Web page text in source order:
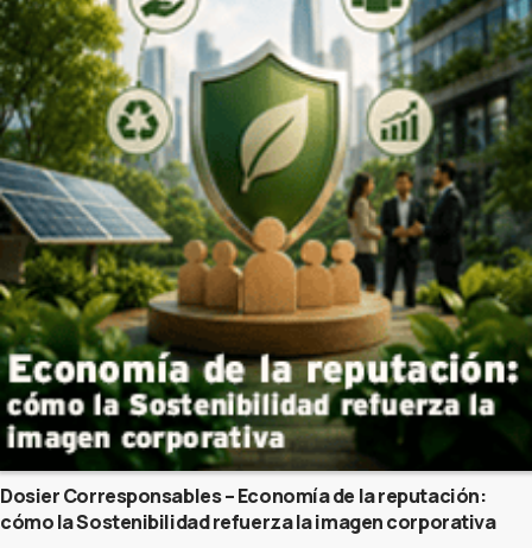
Dosier Corresponsables – Economía de la reputación:
cómo la Sostenibilidad refuerza la imagen corporativa